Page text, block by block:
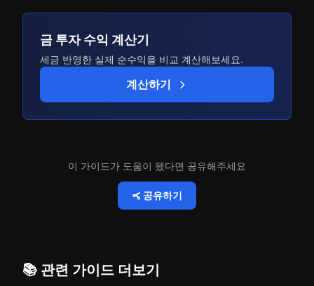
금 투자 수익 계산기
세금 반영한 실제 순수익을 비교 계산해보세요.
계산하기
이 가이드가 도움이 됐다면 공유해주세요
공유하기
📚 관련 가이드 더보기